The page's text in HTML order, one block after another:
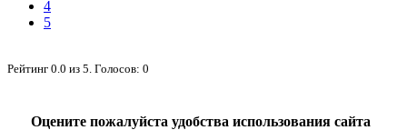
4
5
Рейтинг 0.0 из 5 . Голосов: 0
Оцените пожалуйста удобства использования сайта